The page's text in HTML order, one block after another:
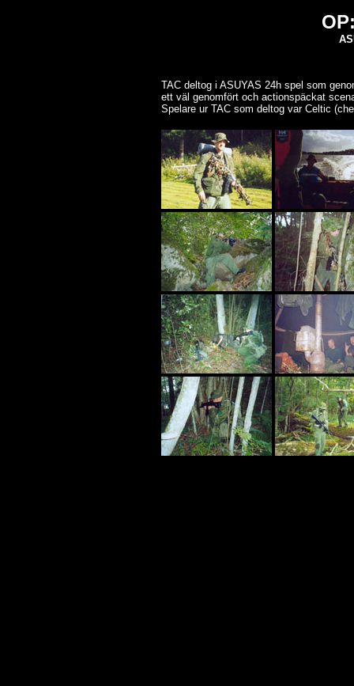
TAC deltog i ASUYAS 24h spel som
ett väl genomfört och actionspäckat
Spelare ur TAC som deltog var Celtic